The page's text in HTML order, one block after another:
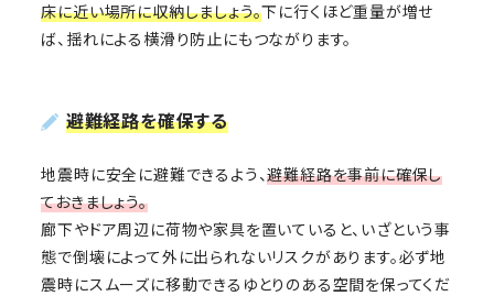
床に近い場所に収納しましょう。下に行くほど重量が増せ
ば、揺れによる横滑り防止にもつながります。
避難経路を確保する
地震時に安全に避難できるよう、避難経路を事前に確保し
ておきましょう。
廊下やドア周辺に荷物や家具を置いていると、いざという事
態で倒壊によって外に出られないリスクがあります。必ず地
震時にスムーズに移動できるゆとりのある空間を保ってくだ